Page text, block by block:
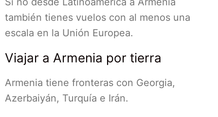
también tienes vuelos con al menos una
escala en la Unión Europea.
Viajar a Armenia por tierra
Armenia tiene fronteras con Georgia,
Azerbaiyán, Turquía e Irán.